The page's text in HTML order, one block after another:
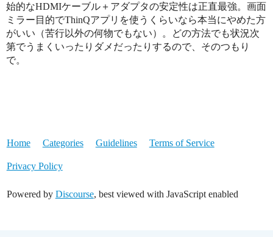
始的なHDMIケーブル＋アダプタの安定性は正直最強。画面
ミラー目的でThinQアプリを使うくらいなら本当にやめた方
がいい（苦行以外の何物でもない）。どの方法でも状況次
第でうまくいったりダメだったりするので、そのつもり
で。
Home Categories Guidelines Terms of Service
Privacy Policy
Powered by Discourse, best viewed with JavaScript enabled